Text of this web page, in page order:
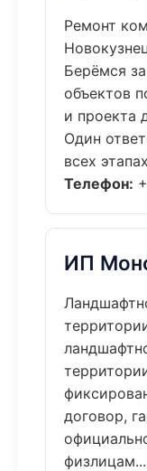
Ремонт
Берёмся
объектов
и проекта
Один
всех
Телефон:
ИП
договор,
физлицам...